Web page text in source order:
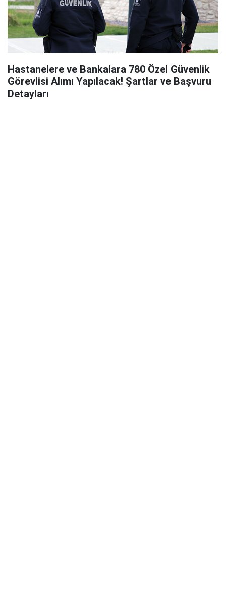
Hastanelere ve Bankalara 780 Özel Güvenlik
Görevlisi Alımı Yapılacak! Şartlar ve Başvuru
Detayları